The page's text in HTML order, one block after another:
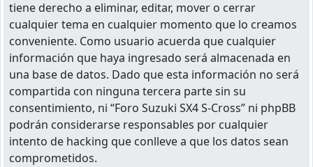
tiene derecho a eliminar, editar, mover o cerrar
cualquier tema en cualquier momento que lo creamos
conveniente. Como usuario acuerda que cualquier
información que haya ingresado será almacenada en
una base de datos. Dado que esta información no será
compartida con ninguna tercera parte sin su
consentimiento, ni “Foro Suzuki SX4 S-Cross” ni phpBB
podrán considerarse responsables por cualquier
intento de hacking que conlleve a que los datos sean
comprometidos.